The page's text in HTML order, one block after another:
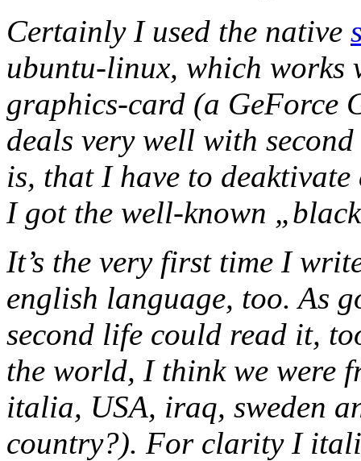
Certainly I used the native
ubuntu-linux, which works
graphics-card (a GeForce
deals very well with
is, that I have to
I got the well-known
It’s the very first time I
english language, too. As
second life could read it,
the world, I think we were
italia, USA, iraq, sweden
country?). For clarity I